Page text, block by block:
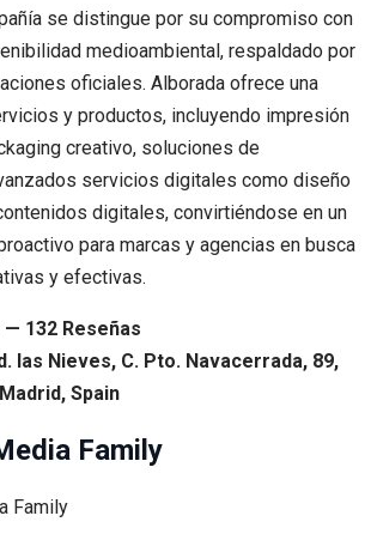
se distingue por su compromiso con
medioambiental, respaldado por
oficiales. Alborada ofrece una
y productos, incluyendo impresión
creativo, soluciones de
servicios digitales como diseño
digitales, convirtiéndose en un
para marcas y agencias en busca
y efectivas.
132 Reseñas
las Nieves, C. Pto. Navacerrada, 89,
Spain
Family